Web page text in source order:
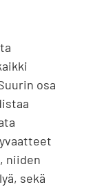
osa
niiden
sekä